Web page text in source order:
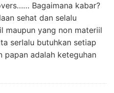
Bagaimana kabar?
sehat dan selalu
maupun yang non materiil
serlalu butuhkan setiap
papan adalah keteguhan